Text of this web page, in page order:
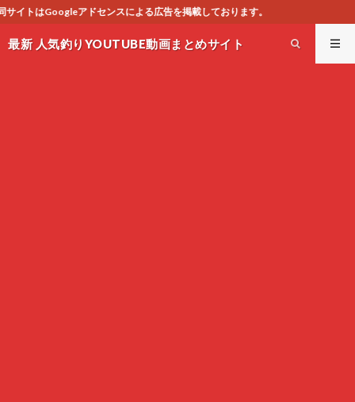
広告を掲載しております。
最新 人気釣りYOUTUBE動画まとめサイト